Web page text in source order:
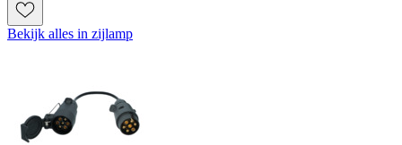
Bekijk alles in zijlamp